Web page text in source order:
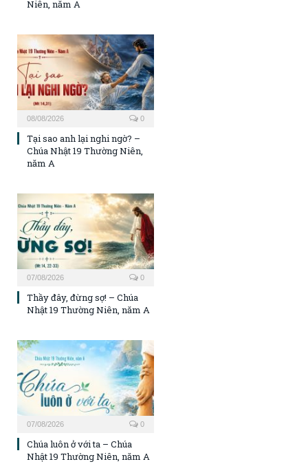
Niên, năm A
08/08/2026 0
Tại sao anh lại nghi ngờ? –
Chúa Nhật 19 Thường Niên,
năm A
07/08/2026 0
Thầy đây, đừng sợ! – Chúa
Nhật 19 Thường Niên, năm A
07/08/2026 0
Chúa luôn ở với ta – Chúa
Nhật 19 Thường Niên, năm A